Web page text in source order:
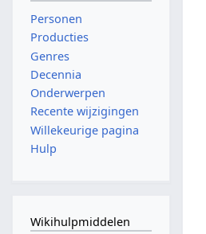
Personen
Producties
Genres
Decennia
Onderwerpen
Recente wijzigingen
Willekeurige pagina
Hulp
Wikihulpmiddelen